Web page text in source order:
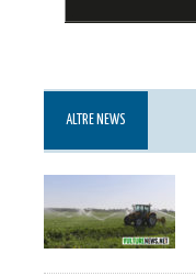
ALTRE NEWS